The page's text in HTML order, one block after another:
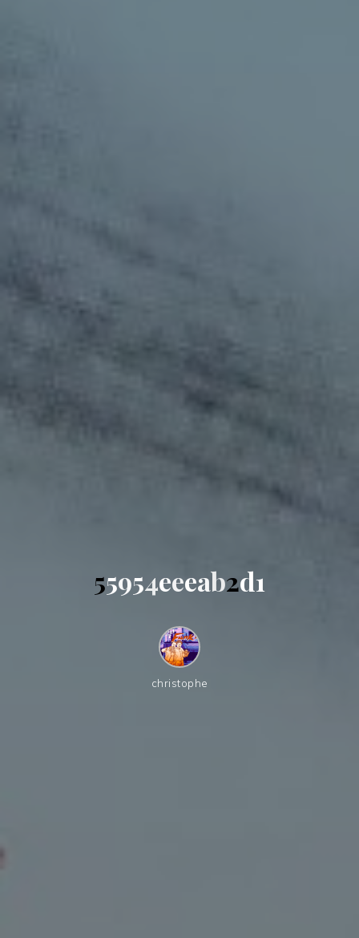
5595
54eee
eab2d1
1
christophe